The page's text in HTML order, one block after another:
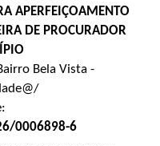
APERFEIÇOAMENTO
DE PROCURADOR
Bela Vista -
0006898-6